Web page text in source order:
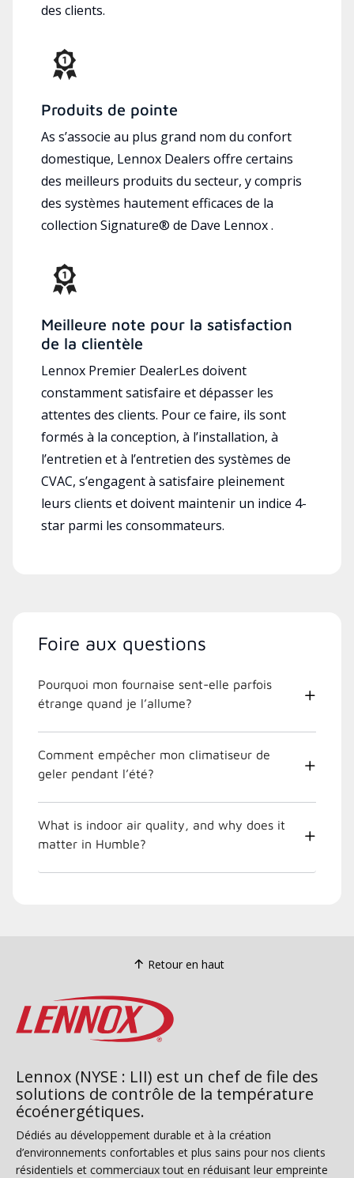
des clients.
Produits de pointe
As s’associe au plus grand nom du confort
domestique, Lennox Dealers offre certains
des meilleurs produits du secteur, y compris
des systèmes hautement efficaces de la
collection Signature® de Dave Lennox .
Meilleure note pour la satisfaction
de la clientèle
Lennox Premier DealerLes doivent
constamment satisfaire et dépasser les
attentes des clients. Pour ce faire, ils sont
formés à la conception, à l’installation, à
l’entretien et à l’entretien des systèmes de
CVAC, s’engagent à satisfaire pleinement
leurs clients et doivent maintenir un indice 4-
star parmi les consommateurs.
Foire aux questions
Pourquoi mon fournaise sent-elle parfois
étrange quand je l’allume?
Comment empêcher mon climatiseur de
geler pendant l’été?
What is indoor air quality, and why does it
matter in Humble?
Retour en haut
Lennox (NYSE : LII) est un chef de file des
solutions de contrôle de la température
écoénergétiques.
Dédiés au développement durable et à la création
d’environnements confortables et plus sains pour nos clients
résidentiels et commerciaux tout en réduisant leur empreinte